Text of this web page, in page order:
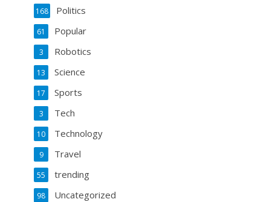
Politics
168
Popular
61
Robotics
3
Science
13
Sports
17
Tech
3
Technology
10
Travel
9
trending
55
Uncategorized
98